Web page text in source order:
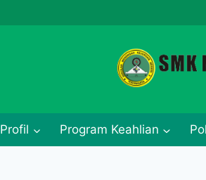
Profil Program Keahlian